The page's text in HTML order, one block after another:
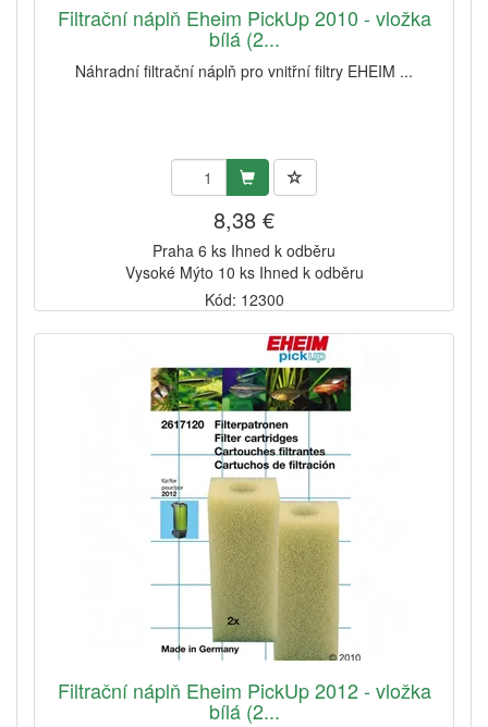
Filtrační náplň Eheim PickUp 2010 - vložka
bílá (2...
Náhradní filtrační náplň pro vnitřní filtry EHEIM ...
8,38 €
Praha 6 ks Ihned k odběru
Vysoké Mýto 10 ks Ihned k odběru
Kód: 12300
Filtrační náplň Eheim PickUp 2012 - vložka
bílá (2...